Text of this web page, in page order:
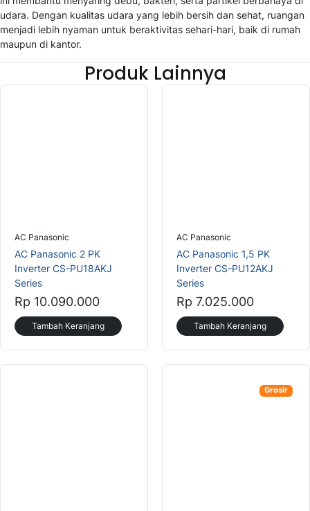
udara. Dengan kualitas udara yang lebih bersih dan sehat, ruangan
menjadi lebih nyaman untuk beraktivitas sehari-hari, baik di rumah
maupun di kantor.
Produk Lainnya
AC Panasonic
AC Panasonic 2 PK
Inverter CS-PU18AKJ
Series
Rp 10.090.000
Tambah Keranjang
AC Panasonic
AC Panasonic 1,5 PK
Inverter CS-PU12AKJ
Series
Rp 7.025.000
Tambah Keranjang
Grosir